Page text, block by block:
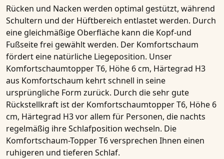
Rücken und Nacken werden optimal gestützt, während
Schultern und der Hüftbereich entlastet werden. Durch
eine gleichmäßige Oberfläche kann die Kopf-und
Fußseite frei gewählt werden. Der Komfortschaum
fördert eine natürliche Liegeposition. Unser
Komfortschaumtopper T6, Höhe 6 cm, Härtegrad H3
aus Komfortschaum kehrt schnell in seine
ursprüngliche Form zurück. Durch diesehr gute
Rückstellkraft ist der Komfortschaumtopper T6, Höhe 6
cm, Härtegrad H3vor allem für Personen, die nachts
regelmäßig ihre Schlafposition wechseln. Die
Komfortschaum-Topper T6 versprechen Ihnen einen
ruhigeren und tieferen Schlaf.